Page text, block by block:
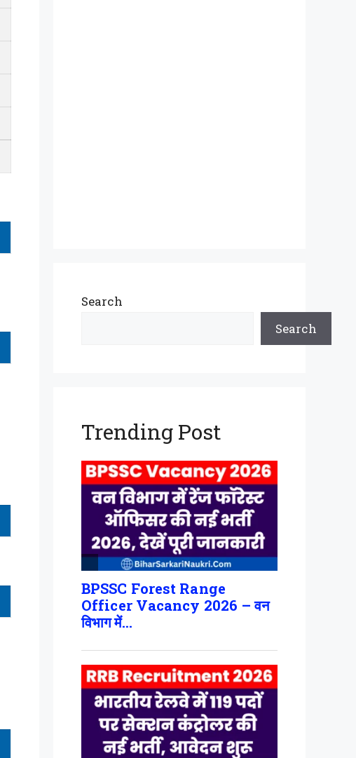
Search
Search
Trending Post